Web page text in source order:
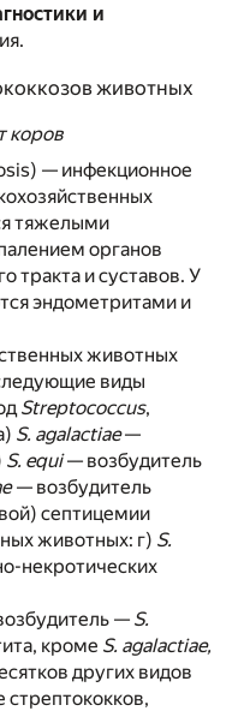
и
животных
коров
— инфекционное
тяжелыми
органов
тракта и суставов. У
эндометритами и
животных
виды
Streptococcus,
S. agalactiae—
S. equi— возбудитель
— возбудитель
септицемии
животных: г) S.
некротических
— S.
кроме S. agalactiae,
других видов